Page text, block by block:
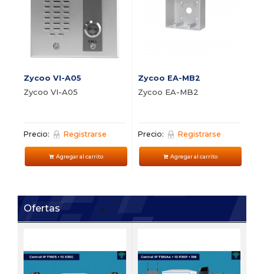
Zycoo VI-A05
Zycoo VI-A05
Precio: Registrarse
Agregar al carrito
Zycoo EA-MB2
Zycoo EA-MB2
Precio: Registrarse
Agregar al carrito
Ofertas